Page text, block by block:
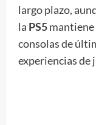
largo plazo,
la PS5mantiene
consolas de
experiencias de